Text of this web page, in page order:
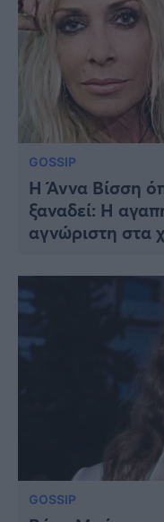
GOSSIP
Η Άννα Βίσση
ξαναδεί: Η
αγνώριστη στα
GOSSIP